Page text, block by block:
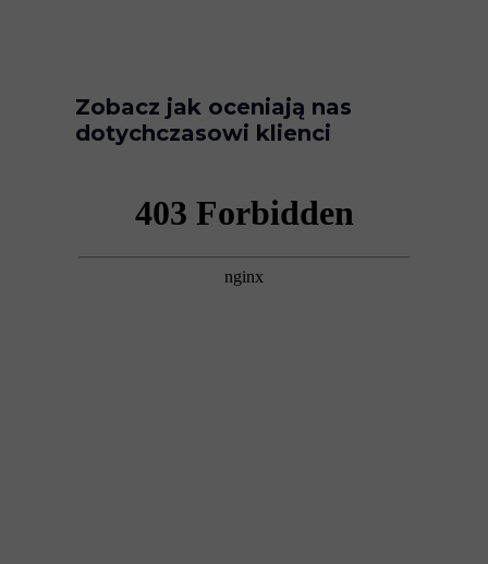
Zobacz jak oceniają nas
dotychczasowi klienci